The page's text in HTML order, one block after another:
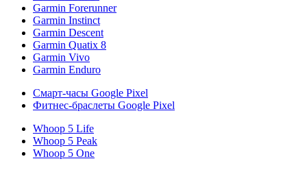
Garmin Forerunner
Garmin Instinct
Garmin Descent
Garmin Quatix 8
Garmin Vivo
Garmin Enduro
Смарт-часы Google Pixel
Фитнес-браслеты Google Pixel
Whoop 5 Life
Whoop 5 Peak
Whoop 5 One